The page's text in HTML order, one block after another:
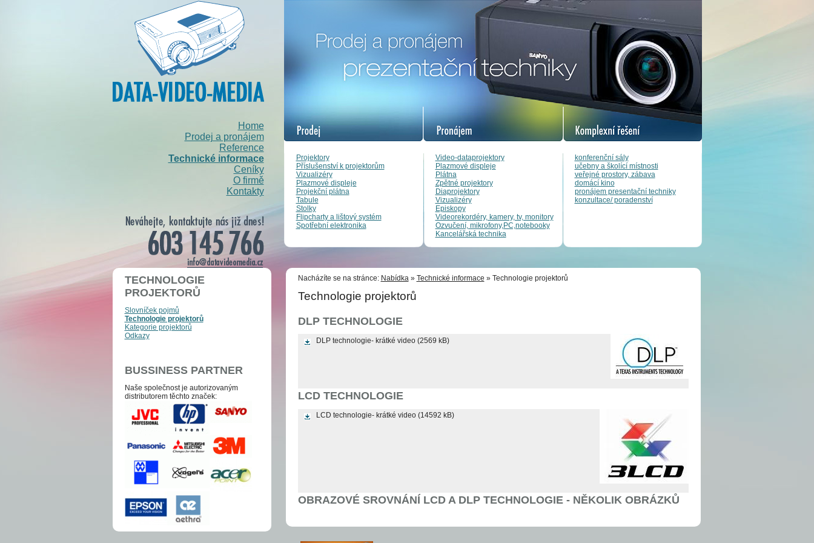
Home
Prodej a pronájem
Reference
Technické informace
Ceníky
O firmě
Kontakty
Projektory
Příslušenství k projektorům
Vizualizéry
Plazmové displeje
Projekční plátna
Tabule
Stolky
Flipcharty a lištový systém
Spotřební elektronika
Video-dataprojektory
Plazmové displeje
Plátna
Zpětné projektory
Diaprojektory
Vizualizéry
Episkopy
Videorekordéry, kamery, tv, monitory
Ozvučení, mikrofony,PC,notebooky
Kancelářská technika
konferenční sály
učebny a školící místnosti
veřejné prostory, zábava
domácí kino
pronájem presentační techniky
konzultace/ poradenství
TECHNOLOGIE
PROJEKTORŮ
Slovníček pojmů
Technologie projektorů
Kategorie projektorů
Odkazy
BUSSINESS PARTNER
Naše společnost je auto­­ri­zo­va­ným
distri­bu­to­­rem těchto zna­ček:
Nacházíte se na stránce: Nabídka» Technické informace » Technologie projektorů
Technologie projektorů
DLP TECHNOLOGIE
DLP technologie- krátké video(2569 kB)
LCD TECHNOLOGIE
LCD technologie- krátké video(14592 kB)
OBRAZOVÉ SROVNÁNÍ LCD A DLP TECHNOLOGIE - NĚKOLIK OBRÁZKŮ